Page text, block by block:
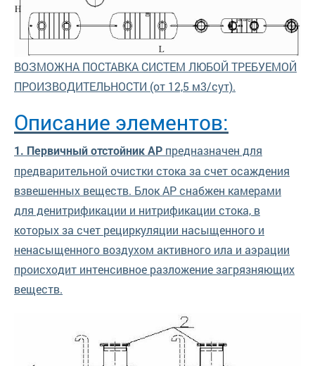
ВОЗМОЖНА ПОСТАВКА СИСТЕМ ЛЮБОЙ ТРЕБУЕМОЙ
ПРОИЗВОДИТЕЛЬНОСТИ (от 12,5 м3/сут).
Описание элементов:
1. Первичный отстойник АР предназначен для
предварительной очистки стока за счет осаждения
взвешенных веществ. Блок АР снабжен камерами
для денитрификации и нитрификации стока, в
которых за счет рециркуляции насыщенного и
ненасыщенного воздухом активного ила и аэрации
происходит интенсивное разложение загрязняющих
веществ.